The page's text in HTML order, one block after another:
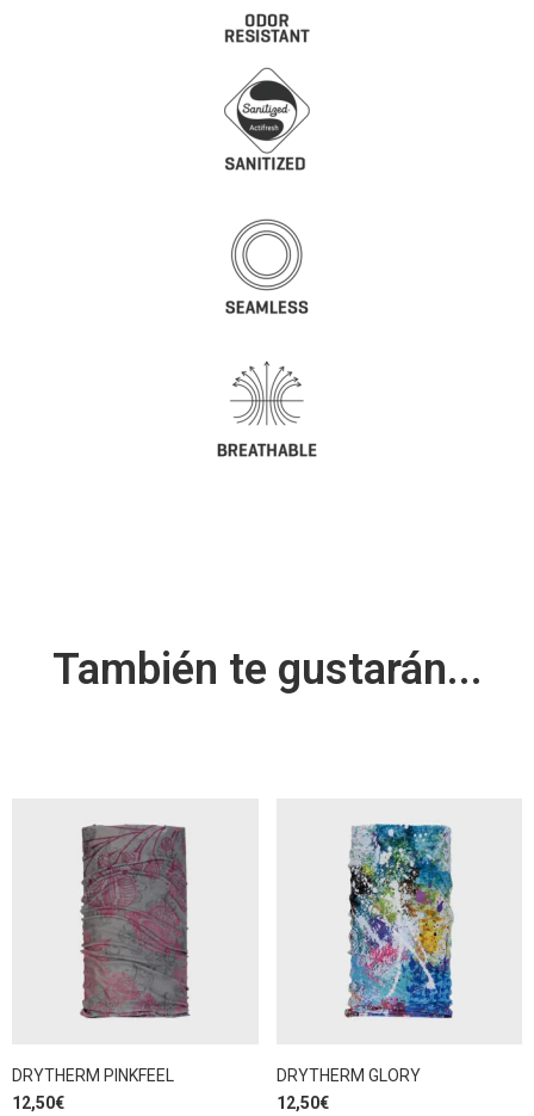
También te gustarán...
DRYTHERM PINKFEEL
12,50€
DRYTHERM GLORY
12,50€